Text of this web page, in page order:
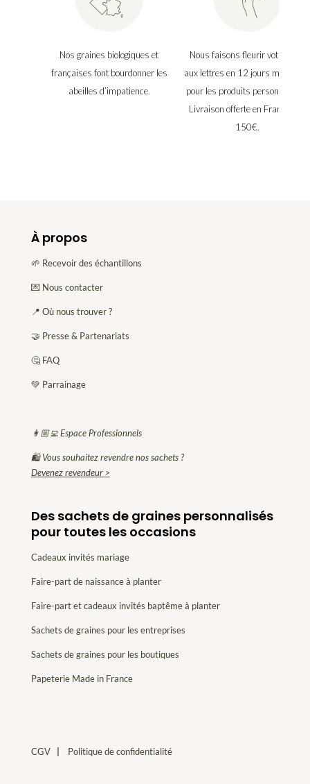
Nos graines biologiques et
françaises font bourdonner les
abeilles d’impatience.
Nous faisons fleurir votre boîte
aux lettres en 12 jours
pour les produits personnalisés.
Livraison offerte en France dès
150€.
À propos
🌱 Recevoir des échantillons
💌 Nous contacter
📍 Où nous trouver ?
🤝 Presse & Partenariats
🤔 FAQ
💚 Parrainage
👩🏼‍💻 Espace Professionnels
🛍 Vous souhaitez revendre nos sachets ?
Devenez revendeur >
Des sachets de graines personnalisés
pour toutes les occasions
Cadeaux invités mariage
Faire-part de naissance à planter
Faire-part et cadeaux invités baptême à planter
Sachets de graines pour les entreprises
Sachets de graines pour les boutiques
Papeterie Made in France
CGV| Politique de confidentialité